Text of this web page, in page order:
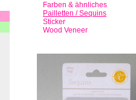
Farben & ähnliches
Pailletten / Sequins
Sticker
Wood Veneer